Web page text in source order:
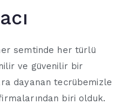
semtinde her türlü
ve güvenilir bir
dayanan tecrübemizle
biri olduk.